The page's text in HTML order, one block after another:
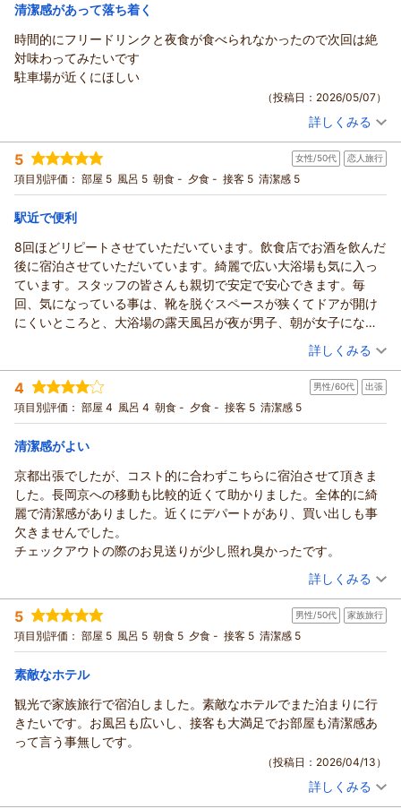
にお預かりいたします。
機会がございましたら、ぜひ当館をご利用いただけますと幸い
です。
スタッフ一同、心よりお待ち申し上げております。
ホテルアベストグランデ高槻 フロント 岡本
（返信日：2026/05/20）
この度は再度ホテルアベストグランデ高槻にご宿泊いただき、
誠にありがとうございます。
また、お忙しい中ご感想をお寄せいただき重ねて御礼申し上げ
高槻市内で数あるホテルの中から、再度当館をお選びいただけ
ましたこと、大変嬉しく思っております。
お部屋・温泉・接客サービス・清潔感につきまして高い評価を
いただき、スタッフ一同大変励みになっております。特にスタ
ッフの対応についてお褒めのお言葉を頂戴し、光栄でございま
す。
層サービス向上に努めてまいります。
また高槻へお越しの際は、ぜひ当館をご利用くださいませ。
スタッフ一同、心よりお待ちしております。
ホテルアベストグランデ高槻 フロント 高屋
（返信日：2026/05/09）
清潔感があって落ち着く
時間的にフリードリンクと夜食が食べられなかったので次回は絶
対味わってみたいです
駐車場が近くにほしい
（投稿日：2026/05/07）
投稿者： まっちゃんさん(女性/70代)
宿泊プラン： 【お得な２０％ＯＦＦ！】みんなうれしいハッピープライスプ
ラン！★朝食付き
ダブル 朝のみ
宿泊価格帯： 8,001～9,000円(大人一人あたり/税込)
この度はホテルアベストグランデ高槻にご宿泊いただき、また
お忙しい中ご感想をお寄せいただき誠にありがとうございま
す。
お部屋・お風呂・朝食・接客サービス・清潔感につきまして高
い評価をいただき、大変嬉しく拝読いたしました。
今回はお時間の都合により、フリードリンクや夜食サービスを
ご利用いただけなかったとのこと、次回ご宿泊の際にはぜひお
楽しみいただければ幸いです。
また、駐車場につきましても貴重なご意見をありがとうござい
ます。今後のサービス向上の参考とさせていただきます。
これからもより快適にお過ごしいただけるホテルを目指して努
またのお越しをスタッフ一同心よりお待ちしております。
ホテルアベストグランデ高槻 フロント 高屋
（返信日：2026/05/09）
詳しくみる
5 女性/50代 恋人旅行
項目別評価： 部屋 5 風呂 5 朝食 - 夕食 - 接客 5 清潔感 5
駅近で便利
8回ほどリピートさせていただいています。飲食店でお酒を飲んだ
後に宿泊させていただいています。綺麗で広い大浴場も気に入っ
ています。スタッフの皆さんも親切で安定で安心できます。毎
回、気になっている事は、靴を脱ぐスペースが狭くてドアが開け
にくいところと、大浴場の露天風呂が夜が男子、朝が女子になっ
ているので、たまには夜の露天風呂に入ってみたいなと思ってい
（投稿日：2026/05/01）
宿泊時期： 2026年04月宿泊 (恋人旅行)
投稿者： HIROさん
宿泊プラン： 【じゃらんのお得な10日間】じゃらんだけの期間限定のお得プ
ラン！ ☆素泊まり
和洋室 食事なし
宿泊価格帯： 7,001～8,000円(大人一人あたり/税込)
ホテルアベストグランデ高槻 なごみの湯からの返信
この度はホテルアベストグランデ高槻をご利用いただき、また
温かい口コミをお寄せいただき誠にありがとうございます。8
回もリピートしてご宿泊いただいているとのこと、大変光栄に
存じます。
お食事やお酒を楽しまれた後のご宿泊としてお選びいただき、
また大浴場についてもご満足いただけているとのお言葉は、ス
タッフ一同の大きな励みでございます。さらに「安心できるホ
テル」とのお言葉を頂戴し、心より嬉しく思っております。
一方で、靴を脱ぐスペースの使い勝手や、露天風呂の男女入替
時間についてのご意見もありがとうございます。いただいたお
ます。
季節も初夏を迎え、日ごとに暑さが増してまいりますが、そん
な中でもゆったりとお寛ぎいただける空間をご提供できるよ
う、引き続き努めてまいります。ぜひまた季節を変えてお越し
いただき、異なる雰囲気もお楽しみいただければ幸いです。
詳しくみる
4 男性/60代 出張
項目別評価： 部屋 4 風呂 4 朝食 - 夕食 - 接客 5 清潔感 5
清潔感がよい
京都出張でしたが、コスト的に合わずこちらに宿泊させて頂きま
した。長岡京への移動も比較的近くて助かりました。全体的に綺
麗で清潔感がありました。近くにデパートがあり、買い出しも事
欠きませんでした。
チェックアウトの際のお見送りが少し照れ臭かったです。
（投稿日：2026/04/14）
宿泊時期： 2026年03月宿泊 (出張)
投稿者： ウッディさん
宿泊プラン： 【１５％ＯＦＦ】SDGs◆地球に優しいノークリーニングプラ
ン♪【途中清掃無し】 ☆素泊まり
シングル 食事なし
宿泊価格帯： 10,001～11,000円(大人一人あたり/税込)
ホテルアベストグランデ高槻 なごみの湯からの返信
ご投稿者様
この度は当ホテルをご利用いただき、誠にありがとうございま
お忙しい中、ご滞在の感想をお寄せいただきましたこと、重ね
て御礼申し上げます。
詳しくみる
5 男性/50代 家族旅行
項目別評価： 部屋 5 風呂 5 朝食 5 夕食 - 接客 5 清潔感 5
素敵なホテル
観光で家族旅行で宿泊しました。素敵なホテルでまた泊まりに行
きたいです。お風呂も広いし、接客も大満足でお部屋も清潔感あ
って言う事無しです。
（投稿日：2026/04/13）
詳しくみる